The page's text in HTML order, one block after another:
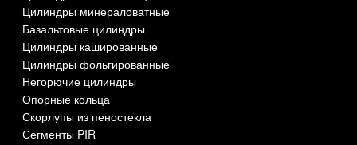
Цилиндры минераловатные
Базальтовые цилиндры
Цилиндры кашированные
Цилиндры фольгированные
Негорючие цилиндры
Опорные кольца
Скорлупы из пеностекла
Сегменты PIR